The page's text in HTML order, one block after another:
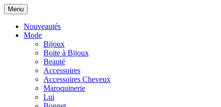
Menu
Nouveautés
Mode
Bijoux
Boite à Bijoux
Beauté
Accessoires
Accessoires Cheveux
Maroquinerie
Lui